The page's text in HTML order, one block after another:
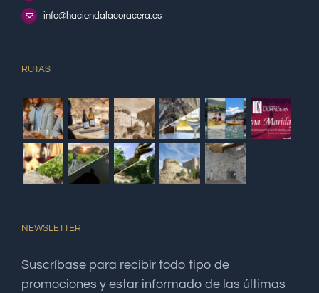
info@haciendalacoracera.es
RUTAS
NEWSLETTER
Suscríbase para recibir todo tipo de
promociones y estar informado de las últimas